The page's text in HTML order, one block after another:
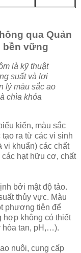
qua Quản
bền vững
là kỹ thuật
suất và lợi
lý màu sắc ao
chìa khóa
kiến, màu sắc
ra từ các vi sinh
vi khuẩn) các chất
các hạt hữu cơ, chất
bởi mật độ tảo.
thủy vực. Màu
phương tiện để
hợp không có thiết
hòa tan, pH,…).
nuôi, cung cấp